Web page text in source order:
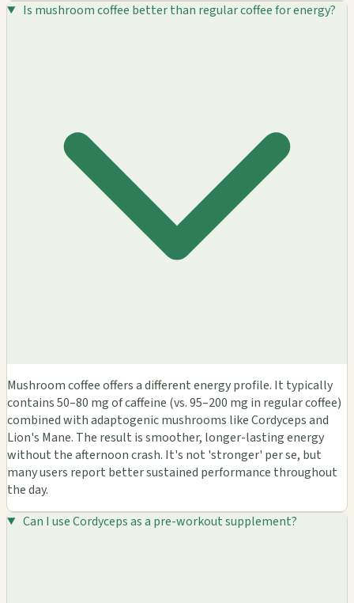
Is mushroom coffee better than regular coffee for energy?
Mushroom coffee offers a different energy profile. It typically
contains 50–80 mg of caffeine (vs. 95–200 mg in regular coffee)
combined with adaptogenic mushrooms like Cordyceps and
Lion's Mane. The result is smoother, longer-lasting energy
without the afternoon crash. It's not 'stronger' per se, but
many users report better sustained performance throughout
the day.
Can I use Cordyceps as a pre-workout supplement?